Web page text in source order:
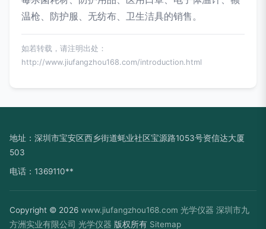
温枪、防护服、无纺布、卫生洁具的销售。
如若转载，请注明出处：
http://www.jiufangzhou168.com/introduction.html
地址：深圳市宝安区西乡街道蚝业社区宝源路1053号资信达大厦
503
电话：1369110**
Copyright © 2026 www.jiufangzhou168.com 光学仪器 深圳市九
方洲实业有限公司 光学仪器 版权所有 Sitemap